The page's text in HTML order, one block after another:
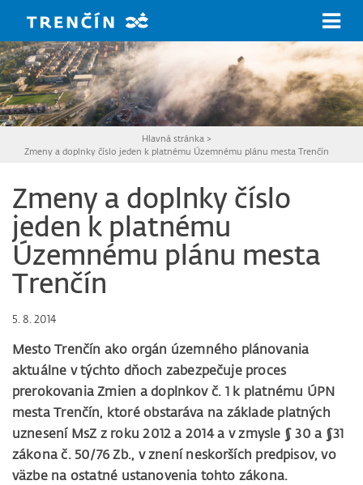
Hlavná stránka >
Zmeny a doplnky číslo jeden k platnému Územnému plánu mesta Trenčín
Zmeny a doplnky číslo
jeden k platnému
Územnému plánu mesta
Trenčín
5. 8. 2014
Mesto Trenčín ako orgán územného plánovania
aktuálne v týchto dňoch zabezpečuje proces
prerokovania Zmien a doplnkov č. 1 k platnému ÚPN
mesta Trenčín, ktoré obstaráva na základe platných
uznesení MsZ z roku 2012 a 2014 a v zmysle § 30 a §31
zákona č. 50/76 Zb., v znení neskorších predpisov, vo
väzbe na ostatné ustanovenia tohto zákona.